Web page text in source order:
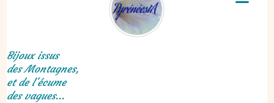
Bijoux issus
des Montagnes,
et de l'écume
des vagues...